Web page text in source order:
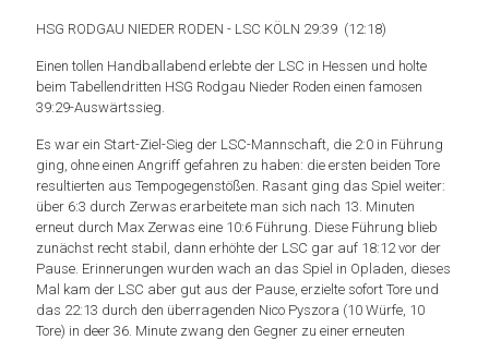
HSG RODGAU NIEDER RODEN - LSC KÖLN 29:39 (12:18)
Einen tollen Handballabend erlebte der LSC in Hessen und holte
beim Tabellendritten HSG Rodgau Nieder Roden einen famosen
39:29-Auswärtssieg.
Es war ein Start-Ziel-Sieg der LSC-Mannschaft, die 2:0 in Führung
ging, ohne einen Angriff gefahren zu haben: die ersten beiden Tore
resultierten aus Tempogegenstößen. Rasant ging das Spiel weiter:
über 6:3 durch Zerwas erarbeitete man sich nach 13. Minuten
erneut durch Max Zerwas eine 10:6 Führung. Diese Führung blieb
zunächst recht stabil, dann erhöhte der LSC gar auf 18:12 vor der
Pause. Erinnerungen wurden wach an das Spiel in Opladen, dieses
Mal kam der LSC aber gut aus der Pause, erzielte sofort Tore und
das 22:13 durch den überragenden Nico Pyszora (10 Würfe, 10
Tore) in deer 36. Minute zwang den Gegner zu einer erneuten